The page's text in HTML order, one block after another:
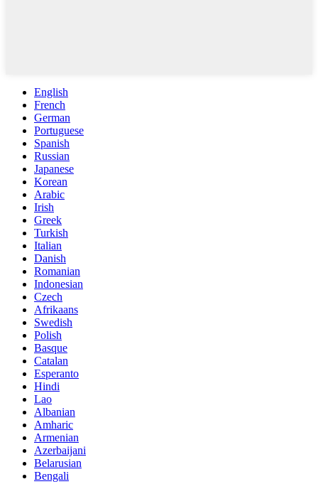
English
French
German
Portuguese
Spanish
Russian
Japanese
Korean
Arabic
Irish
Greek
Turkish
Italian
Danish
Romanian
Indonesian
Czech
Afrikaans
Swedish
Polish
Basque
Catalan
Esperanto
Hindi
Lao
Albanian
Amharic
Armenian
Azerbaijani
Belarusian
Bengali